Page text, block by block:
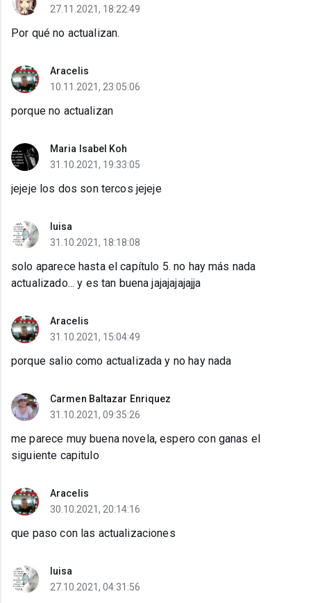
27.11.2021, 18:22:49
Por qué no actualizan.
Aracelis
10.11.2021, 23:05:06
porque no actualizan
Maria Isabel Koh
31.10.2021, 19:33:05
jejeje los dos son tercos jejeje
luisa
31.10.2021, 18:18:08
solo aparece hasta el capítulo 5. no hay más nada
actualizado... y es tan buena jajajajajajja
Aracelis
31.10.2021, 15:04:49
porque salio como actualizada y no hay nada
Carmen Baltazar Enriquez
31.10.2021, 09:35:26
me parece muy buena novela, espero con ganas el
siguiente capitulo
Aracelis
30.10.2021, 20:14:16
que paso con las actualizaciones
luisa
27.10.2021, 04:31:56